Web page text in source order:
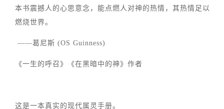
本书震撼人的心思意念，能点燃人对神的热情，其热情足以
燃烧世界。
——葛尼斯 (OS Guinness)
《一生的呼召》《在黑暗中的神》作者
这是一本真实的现代属灵手册。